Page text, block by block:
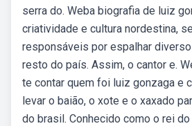
serra do. Weba biografia de luiz
criatividade e cultura nordestina,
responsáveis por espalhar
resto do país. Assim, o cantor e.
te contar quem foi luiz gonzaga e
levar o baião, o xote e o xaxado
do brasil. Conhecido como o rei do